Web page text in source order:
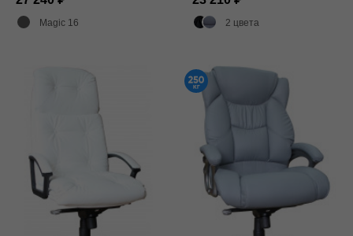
Magic 16 2 цвета